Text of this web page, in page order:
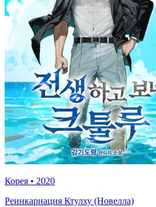
Корея • 2020
Реинкарнация Ктулху (Новелла)